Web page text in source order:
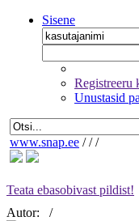
Sisene
Registreeru
Unustasid
www.snap.ee / / /
Teata ebasobivast pildist!
Autor:
/